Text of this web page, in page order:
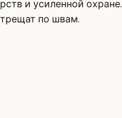
и усиленной охране.
по швам.